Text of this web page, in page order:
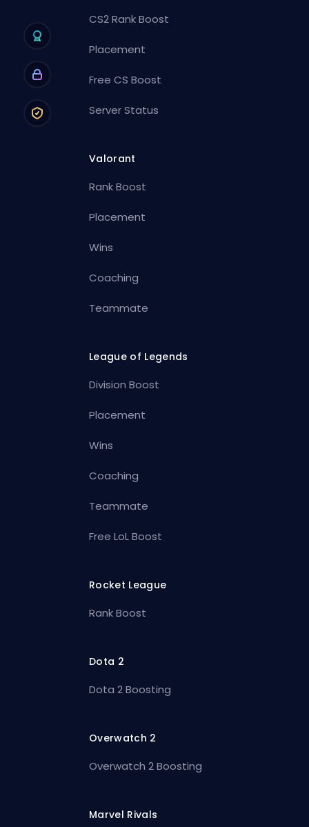
CS2 Rank Boost
Placement
Free CS Boost
Server Status
Valorant
Rank Boost
Placement
Wins
Coaching
Teammate
League of Legends
Division Boost
Placement
Wins
Coaching
Teammate
Free LoL Boost
Rocket League
Rank Boost
Dota 2
Dota 2 Boosting
Overwatch 2
Overwatch 2 Boosting
Marvel Rivals